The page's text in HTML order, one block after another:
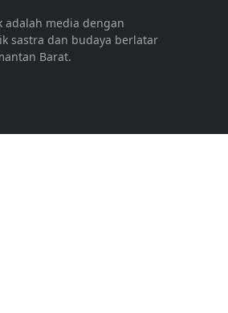
adalah media dengan
sastra dan budaya berlatar
Barat.